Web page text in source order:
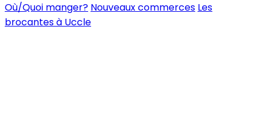
Où/Quoi manger? Nouveaux commerces Les
brocantes à Uccle